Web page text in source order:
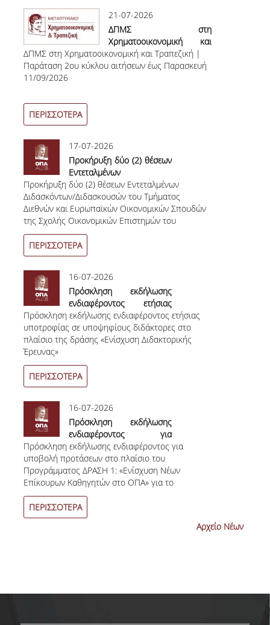
ΟΡΟΙ, ΠΡΟΫΠΟΘΕΣΕΙΣ,
ΧΡΗΜΑΤΟΔΟΤΗΣΗ
ΛΙΣΤΑ ΣΥΝΕΡΓΑΖΟΜΕΝΩΝ
ΠΑΝΕΠΙΣΤΗΜΙΩΝ
ΣΥΝΔΕΣΜΟΙ
ΑΠΟΤΕΛΕΣΜΑΤΑ ΣΤΑΔΙΟΔΡΟΜΙΑΣ
ΜΕΤΑΠΤΥΧΙΑΚΕΣ ΣΠΟΥΔΕΣ
ΜΕΤΑΠΤΥΧΙΑΚΑ ΠΡΟΓΡΑΜΜΑΤΑ
ΚΑΝΟΝΙΣΜΟΣ ΛΕΙΤΟΥΡΓΙΑΣ
ΠΕΡΙΓΡΑΦΗ
ΑΙΤΗΣΕΙΣ
ΝΕΑ - ΔΡΑΣΤΗΡΙΟΤΗΤΕΣ
ΥΠΟΨΗΦΙΟΙ ΔΙΔΑΚΤΟΡΕΣ
ΔΙΔΑΚΤΟΡΕΣ
ΔΗΜΟΣΙΕΥΣΕΙΣ
PUBLICATIONS IN REFEREED JOURNALS
PUBLICATIONS IN BOOKS AND COLLECTIVE
VOLUMES
21-07-2026
ΔΠΜΣ στη
Χρηματοοικονομική και
Τραπεζική | Παράταση
2ου κύκλου αιτήσεων έως
ΔΠΜΣ στη Χρηματοοικονομική και Τραπεζική |
Παράταση 2ου κύκλου αιτήσεων έως Παρασκευή
11/09/2026
ΠΕΡΙΣΣΟΤΕΡΑ
17-07-2026
Προκήρυξη δύο (2) θέσεων
Εντεταλμένων
Διδασκόντων/Διδασκουσών
του Τμήματος Διεθνών και
Ευρωπαϊκών Οικονομικών
Σπουδών της Σχολής
Οικονομικών Επιστημών
του Οικονομικού
Πανεπιστημίου Αθηνών
Προκήρυξη δύο (2) θέσεων Εντεταλμένων
Διδασκόντων/Διδασκουσών του Τμήματος
Διεθνών και Ευρωπαϊκών Οικονομικών Σπουδών
της Σχολής Οικονομικών Επιστημών του
Οικονομικού Πανεπιστημίου Αθηνών
ΠΕΡΙΣΣΟΤΕΡΑ
16-07-2026
Πρόσκληση εκδήλωσης
ενδιαφέροντος ετήσιας
υποτροφίας σε
υποψηφίους διδάκτορες
στο πλαίσιο της δράσης
Έρευνας»
Πρόσκληση εκδήλωσης ενδιαφέροντος ετήσιας
υποτροφίας σε υποψηφίους διδάκτορες στο
πλαίσιο της δράσης «Ενίσχυση Διδακτορικής
Έρευνας»
ΠΕΡΙΣΣΟΤΕΡΑ
16-07-2026
Πρόσκληση εκδήλωσης
ενδιαφέροντος για
υποβολή προτάσεων στο
πλαίσιο του
Προγράμματος ΔΡΑΣΗ 1:
«Ενίσχυση Νέων
Επίκουρων Καθηγητών στο
ΟΠΑ» για το ακαδημαϊκό
έτος 2025-2026
Πρόσκληση εκδήλωσης ενδιαφέροντος για
υποβολή προτάσεων στο πλαίσιο του
Προγράμματος ΔΡΑΣΗ 1: «Ενίσχυση Νέων
Επίκουρων Καθηγητών στο ΟΠΑ» για το
ακαδημαϊκό έτος 2025-2026
ΠΕΡΙΣΣΟΤΕΡΑ
Αρχείο Νέων